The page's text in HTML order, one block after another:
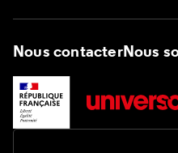
Nous contacterNous